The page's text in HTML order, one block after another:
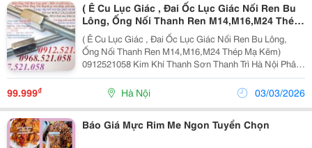
( Ê Cu Lục Giác , Đai Ốc Lục Giác Nối Ren Bu
Lông, Ống Nối Thanh Ren M14,M16,M24 Thép
Mạ Kẽm) Kim Khí Thanh Sơn Thanh Trì Hà Nội
Phân Phối Thanh Ren Suốt Mạ Kẽm, Nở Đạn
Mạ Kẽm, Nở Chuôi, Nở 3 Cánh,
( Ê Cu Lục Giác , Đai Ốc Lục Giác Nối Ren Bu Lông,
Ống Nối Thanh Ren M14,M16,M24 Thép Mạ Kẽm)
0912521058 Kim Khí Thanh Sơn Thanh Trì Hà Nội Phân
Phối Thanh Ren Suốt Mạ Kẽm, Nở Đạn Mạ Kẽm, Nở
Chuôi, Nở 3 Cánh, Nở Đinh, Nở Inox, Nở Sắt,Nở Móc
Câu, Nở...
99.999₫ Hà Nội 03/03/2026
Báo Giá Mực Rim Me Ngon Tuyển Chọn